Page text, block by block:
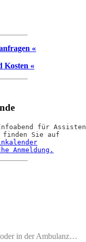
«
Kosten «
für
Anmeldung.
in der Ambulanz…